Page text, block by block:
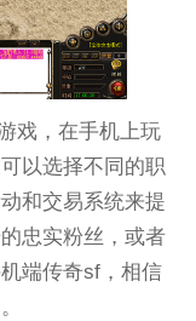
戏，在手机上玩
以选择不同的职
和交易系统来提
忠实粉丝，或者
端传奇sf，相信